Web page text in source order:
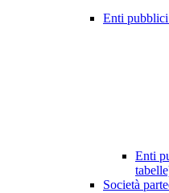
Enti
Enti
Società